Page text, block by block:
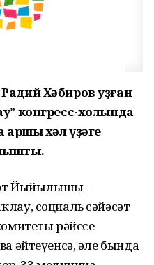
Хәбиров уҙған
конгресс-холында
хәл үҙәге
Йыйылышы –
социаль сәйәсәт
рәйесе
әйтеүенсә, әле бында